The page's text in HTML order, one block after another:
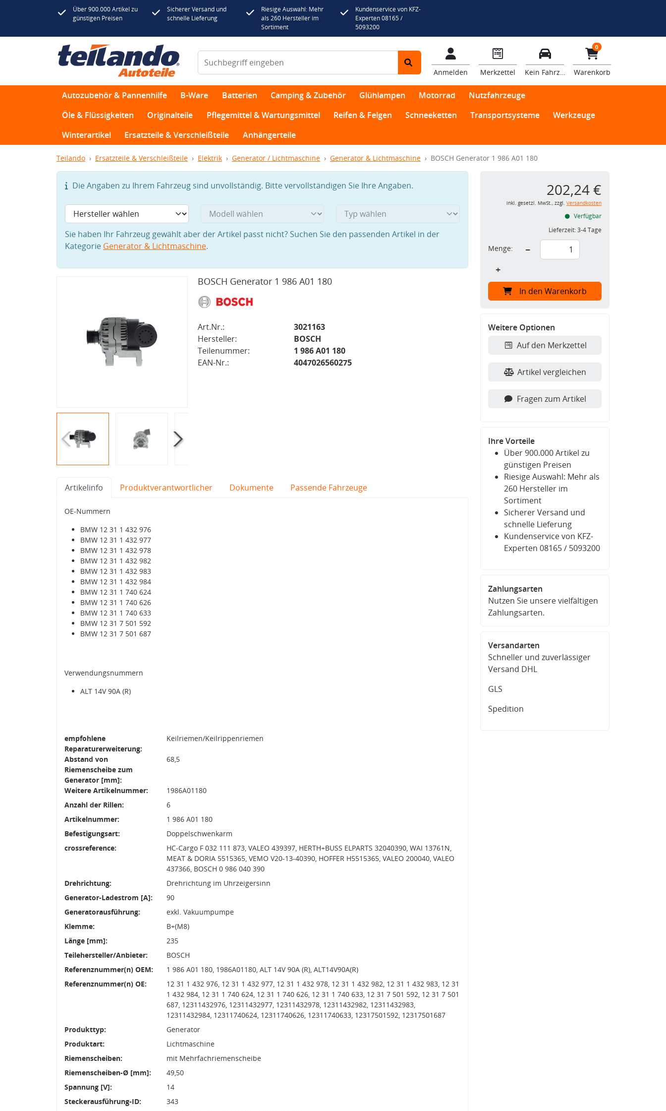
Über 900.000 Artikel zu
günstigen Preisen
Sicherer Versand und
schnelle Lieferung
Riesige Auswahl: Mehr
als 260 Hersteller im
Sortiment
Kundenservice von KFZ-
Experten 08165 /
5093200
Anmelden Merkzettel Kein Fahrzeug
0
Warenkorb
Autozubehör & Pannenhilfe B-Ware Batterien Camping & Zubehör Glühlampen Motorrad
Nutzfahrzeuge
Öle & Flüssigkeiten
Originalteile Pflegemittel & Wartungsmittel Reifen & Felgen Schneeketten Transportsysteme
Werkzeuge
Winterartikel
Ersatzteile & Verschleißteile Anhängerteile
Teilando Ersatzteile & Verschleißteile Elektrik Generator / Lichtmaschine Generator & Lichtmaschine BOSCH Generator 1 986 A01 180
Die Angaben zu Ihrem Fahrzeug sind unvollständig. Bitte vervollständigen Sie Ihre Angaben.
Sie haben Ihr Fahrzeug gewählt aber der Artikel passt nicht? Suchen Sie den passenden Artikel in der
Kategorie Generator & Lichtmaschine.
BOSCH Generator 1 986 A01 180
Art.Nr.:
3021163
Hersteller:
BOSCH
Teilenummer:
1 986 A01 180
EAN-Nr.:
4047026560275
Artikelinfo Produktverantwortlicher Dokumente Passende Fahrzeuge
OE-Nummern
BMW 12 31 1 432 976
BMW 12 31 1 432 977
BMW 12 31 1 432 978
BMW 12 31 1 432 982
BMW 12 31 1 432 983
BMW 12 31 1 432 984
BMW 12 31 1 740 624
BMW 12 31 1 740 626
BMW 12 31 1 740 633
BMW 12 31 7 501 592
BMW 12 31 7 501 687
Verwendungsnummern
ALT 14V 90A (R)
empfohlene
Reparaturerweiterung:
Keilriemen/Keilrippenriemen
Abstand von
Riemenscheibe zum
Generator [mm]:
68,5
Weitere Artikelnummer:
1986A01180
Anzahl der Rillen:
6
Artikelnummer:
1 986 A01 180
Befestigungsart:
Doppelschwenkarm
crossreference:
HC-Cargo F 032 111 873, VALEO 439397, HERTH+BUSS ELPARTS 32040390, WAI 13761N,
MEAT & DORIA 5515365, VEMO V20-13-40390, HOFFER H5515365, VALEO 200040, VALEO
437366, BOSCH 0 986 040 390
Drehrichtung:
Drehrichtung im Uhrzeigersinn
Generator-Ladestrom [A]:
90
Generatorausführung:
exkl. Vakuumpumpe
Klemme:
B+(M8)
Länge [mm]:
235
Teilehersteller/Anbieter:
BOSCH
Referenznummer(n) OEM:
1 986 A01 180, 1986A01180, ALT 14V 90A (R), ALT14V90A(R)
Referenznummer(n) OE:
12 31 1 432 976, 12 31 1 432 977, 12 31 1 432 978, 12 31 1 432 982, 12 31 1 432 983, 12 31
1 432 984, 12 31 1 740 624, 12 31 1 740 626, 12 31 1 740 633, 12 31 7 501 592, 12 31 7 501
687, 12311432976, 12311432977, 12311432978, 12311432982, 12311432983,
12311432984, 12311740624, 12311740626, 12311740633, 12317501592, 12317501687
Produkttyp:
Generator
Produktart:
Lichtmaschine
Riemenscheiben:
mit Mehrfachriemenscheibe
Riemenscheiben-Ø [mm]:
49,50
Spannung [V]:
14
Steckerausführung-ID:
343
202,24 €
inkl. gesetzl. MwSt., zzgl. Versandkosten
Verfügbar
Lieferzeit:3-4 Tage
Menge:
−
+
In den Warenkorb
Weitere Optionen
Auf den Merkzettel
Artikel vergleichen
Fragen zum Artikel
Ihre Vorteile
Über 900.000 Artikel zu
günstigen Preisen
Riesige Auswahl: Mehr als
260 Hersteller im
Sortiment
Sicherer Versand und
schnelle Lieferung
Kundenservice von KFZ-
Experten 08165 / 5093200
Zahlungsarten
Nutzen Sie unsere vielfältigen
Zahlungsarten.
Versandarten
Schneller und zuverlässiger
Versand DHL
GLS
Spedition